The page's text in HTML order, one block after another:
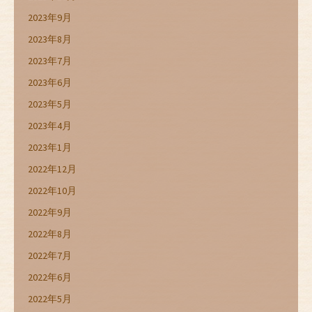
2023年9月
2023年8月
2023年7月
2023年6月
2023年5月
2023年4月
2023年1月
2022年12月
2022年10月
2022年9月
2022年8月
2022年7月
2022年6月
2022年5月